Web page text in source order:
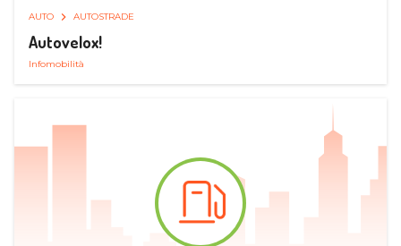
AUTO AUTOSTRADE
Autovelox!
Infomobilità